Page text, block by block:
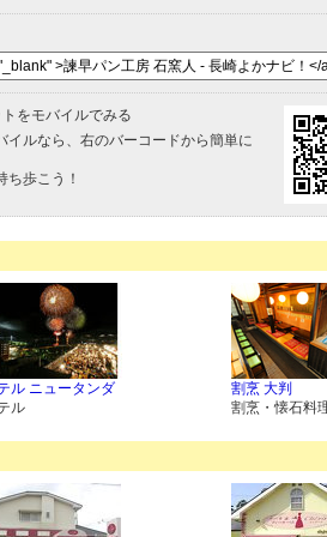
をモバイルでみる
イルなら、右のバーコードから簡単に
ち歩こう！
ル ニュータンダ
ル
割烹 大判
割烹・懐石料